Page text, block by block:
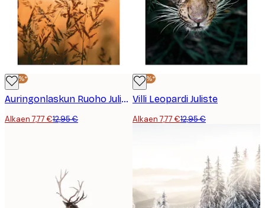
-40%*
Auringonlaskun Ruoho Juliste
Alkaen 7,77 €12,95 €
-40%*
Villi Leopardi Juliste
Alkaen 7,77 €12,95 €